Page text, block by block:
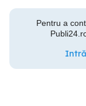
Pentru a